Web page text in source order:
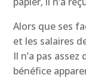
Alors que ses
et les salaires
Il n’a pas
bénéfice